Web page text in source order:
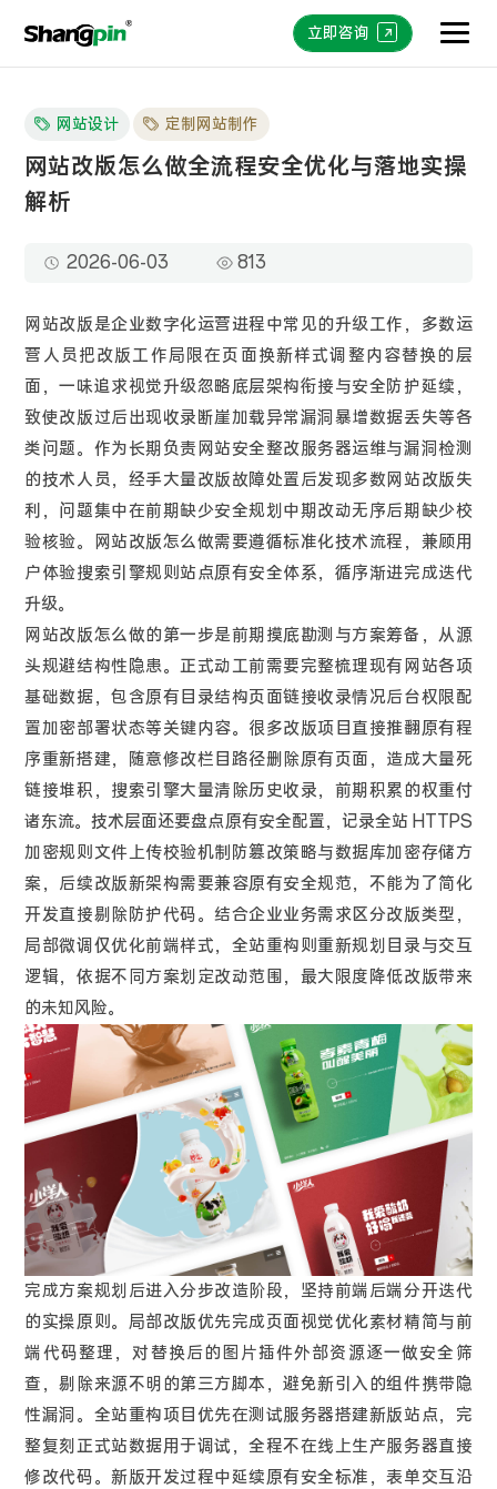
立即咨询
网站设计 定制网站制作
网站改版怎么做全流程安全优化与落地实操
解析
2026-06-03 813
网站改版是企业数字化运营进程中常见的升级工作，多数运
营人员把改版工作局限在页面换新样式调整内容替换的层
面，一味追求视觉升级忽略底层架构衔接与安全防护延续，
致使改版过后出现收录断崖加载异常漏洞暴增数据丢失等各
类问题。作为长期负责网站安全整改服务器运维与漏洞检测
的技术人员，经手大量改版故障处置后发现多数网站改版失
利，问题集中在前期缺少安全规划中期改动无序后期缺少校
验核验。网站改版怎么做需要遵循标准化技术流程，兼顾用
户体验搜索引擎规则站点原有安全体系，循序渐进完成迭代
升级。
网站改版怎么做的第一步是前期摸底勘测与方案筹备，从源
头规避结构性隐患。正式动工前需要完整梳理现有网站各项
基础数据，包含原有目录结构页面链接收录情况后台权限配
置加密部署状态等关键内容。很多改版项目直接推翻原有程
序重新搭建，随意修改栏目路径删除原有页面，造成大量死
链接堆积，搜索引擎大量清除历史收录，前期积累的权重付
诸东流。技术层面还要盘点原有安全配置，记录全站 HTTPS
加密规则文件上传校验机制防篡改策略与数据库加密存储方
案，后续改版新架构需要兼容原有安全规范，不能为了简化
开发直接剔除防护代码。结合企业业务需求区分改版类型，
局部微调仅优化前端样式，全站重构则重新规划目录与交互
逻辑，依据不同方案划定改动范围，最大限度降低改版带来
的未知风险。
完成方案规划后进入分步改造阶段，坚持前端后端分开迭代
的实操原则。局部改版优先完成页面视觉优化素材精简与前
端代码整理，对替换后的图片插件外部资源逐一做安全筛
查，剔除来源不明的第三方脚本，避免新引入的组件携带隐
性漏洞。全站重构项目优先在测试服务器搭建新版站点，完
整复刻正式站数据用于调试，全程不在线上生产服务器直接
修改代码。新版开发过程中延续原有安全标准，表单交互沿